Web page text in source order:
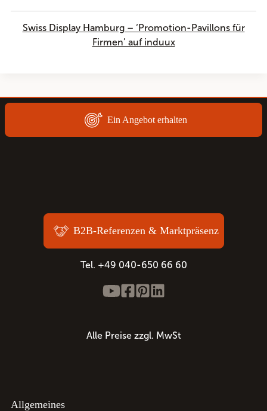
Swiss Display Hamburg – ‘Promotion-Pavillons für
Firmen’ auf induux
Ein Angebot erhalten
B2B-Referenzen & Marktpräsenz
Tel. +49 040-650 66 60
Alle Preise zzgl. MwSt
Allgemeines